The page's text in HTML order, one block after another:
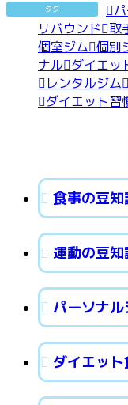
タグ
リバウンド 取
個室ジム 個別
ナル ダイエッ
レンタルジム
ダイエット習
食事の豆
運動の豆
パーソナル
ダイエッ